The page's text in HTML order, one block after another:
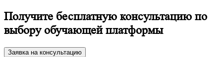
Получите бесплатную консультацию по
выбору обучающей платформы
Заявка на консультацию